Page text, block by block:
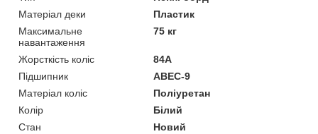
Матеріал деки
Пластик
Максимальне
навантаження
75 кг
Жорсткість коліс
84А
Підшипник
ABEC-9
Матеріал коліс
Поліуретан
Колір
Білий
Стан
Новий